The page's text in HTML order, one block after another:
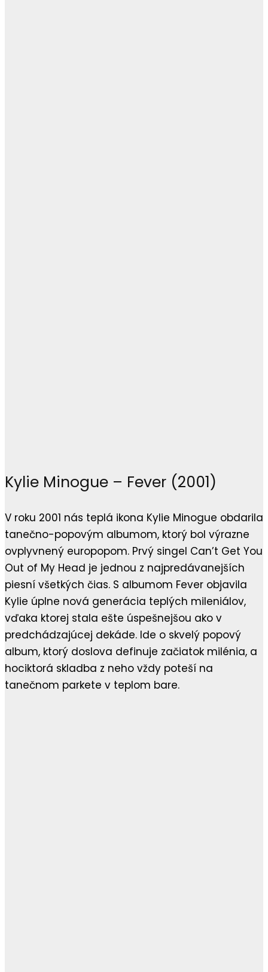
Kylie Minogue – Fever (2001)
V roku 2001 nás teplá ikona Kylie Minogue obdarila
tanečno-popovým albumom, ktorý bol výrazne
ovplyvnený europopom. Prvý singel Can’t Get You
Out of My Head je jednou z najpredávanejších
piesní všetkých čias. S albumom Fever objavila
Kylie úplne nová generácia teplých mileniálov,
vďaka ktorej stala ešte úspešnejšou ako v
predchádzajúcej dekáde. Ide o skvelý popový
album, ktorý doslova definuje začiatok milénia, a
hociktorá skladba z neho vždy poteší na
tanečnom parkete v teplom bare.